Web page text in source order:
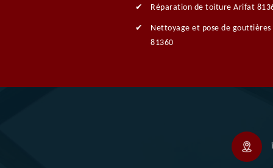
Réparation de toiture Arifat
Nettoyage et pose de
81360